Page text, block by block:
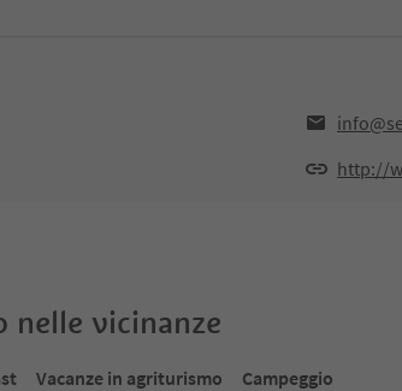
http://
vicinanze
Vacanze in agriturismo Campeggio